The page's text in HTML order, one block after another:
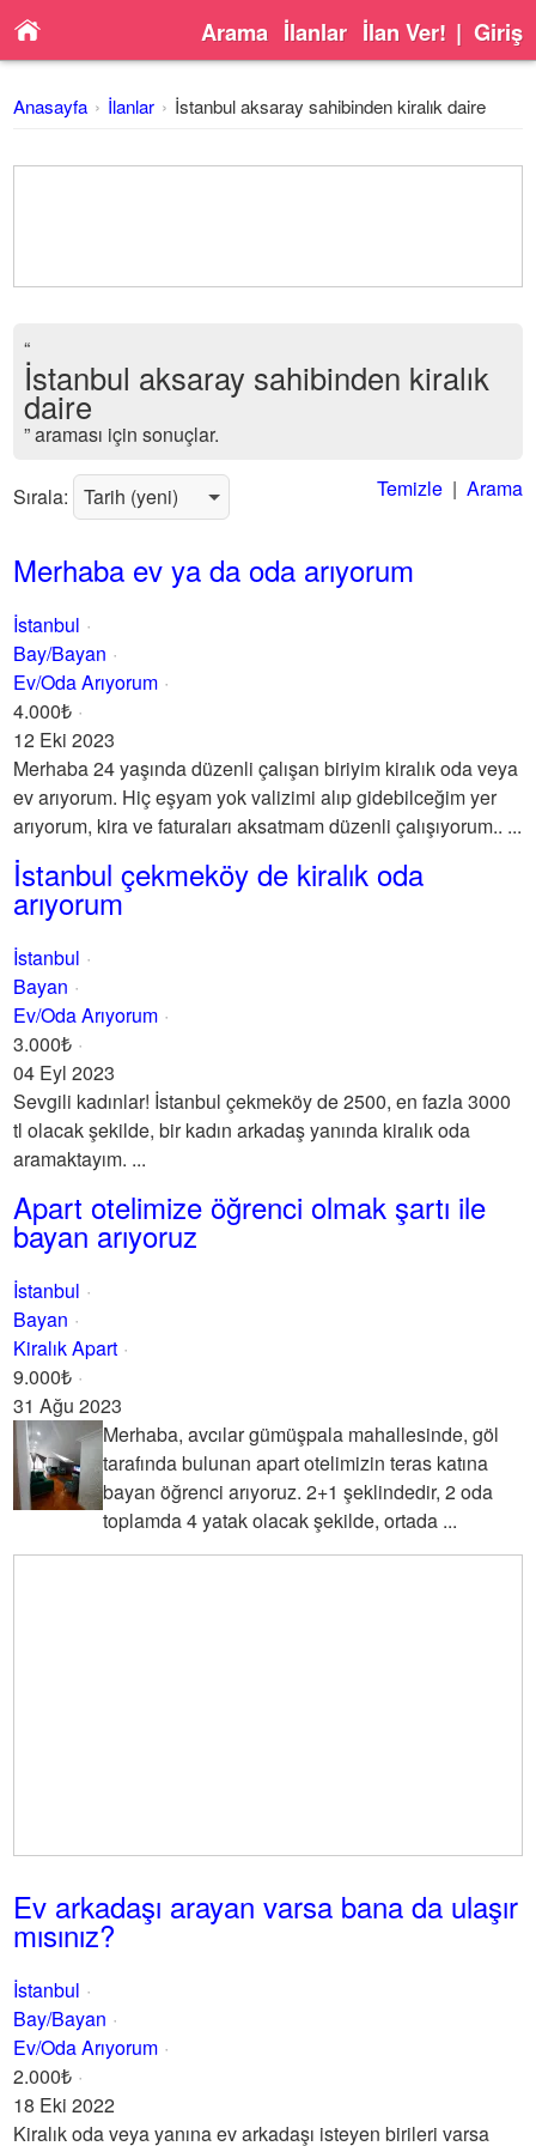
Arama İlanlar İlan Ver! | Giriş
Anasayfa İlanlar İstanbul aksaray sahibinden kiralık daire
“
İstanbul aksaray sahibinden kiralık
daire
” araması için sonuçlar.
Sırala: Temizle| Arama
Merhaba ev ya da oda arıyorum
İstanbul
Bay/Bayan
Ev/Oda Arıyorum
4.000₺
12 Eki 2023
Merhaba 24 yaşında düzenli çalışan biriyim kiralık oda veya
ev arıyorum. Hiç eşyam yok valizimi alıp gidebilceğim yer
arıyorum, kira ve faturaları aksatmam düzenli çalışıyorum.. ...
İstanbul çekmeköy de kiralık oda
arıyorum
İstanbul
Bayan
Ev/Oda Arıyorum
3.000₺
04 Eyl 2023
Sevgili kadınlar! İstanbul çekmeköy de 2500, en fazla 3000
tl olacak şekilde, bir kadın arkadaş yanında kiralık oda
aramaktayım. ...
Apart otelimize öğrenci olmak şartı ile
bayan arıyoruz
İstanbul
Bayan
Kiralık Apart
9.000₺
31 Ağu 2023
Merhaba, avcılar gümüşpala mahallesinde, göl
tarafında bulunan apart otelimizin teras katına
bayan öğrenci arıyoruz. 2+1 şeklindedir, 2 oda
toplamda 4 yatak olacak şekilde, ortada ...
Ev arkadaşı arayan varsa bana da ulaşır
mısınız?
İstanbul
Bay/Bayan
Ev/Oda Arıyorum
2.000₺
18 Eki 2022
Kiralık oda veya yanına ev arkadaşı isteyen birileri varsa